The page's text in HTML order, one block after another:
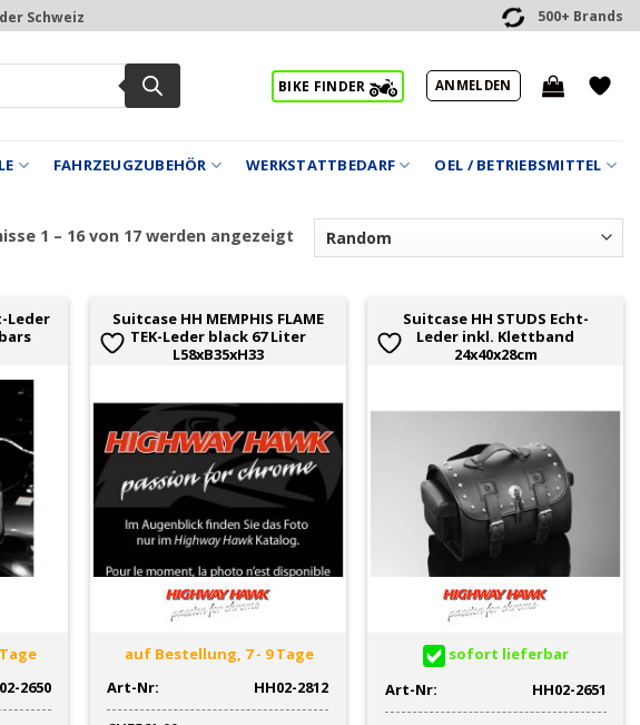
Schweiz 500+ Brands
BIKE FINDER ANMELDEN
FAHRZEUGZUBEHÖR WERKSTATTBEDARF OEL / BETRIEBSMITTEL
1 – 16 von 17 werden angezeigt
Leder
2650
Suitcase HH MEMPHIS FLAME
TEK-Leder black 67 Liter
L58xB35xH33
auf Bestellung, 7 - 9 Tage
Art-Nr:
HH02-2812
Suitcase HH STUDS Echt-
Leder inkl. Klettband
24x40x28cm
sofort lieferbar
Art-Nr:
HH02-2651